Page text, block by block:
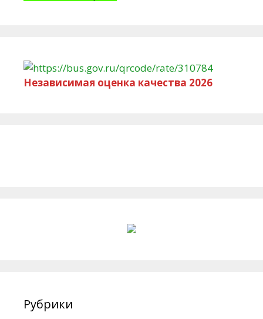
Независимая оценка качества 2026
Рубрики